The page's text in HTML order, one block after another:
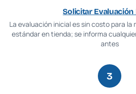
Solicitar Evaluación
La evaluación inicial es sin costo para la
estándar en tienda; se informa
antes
3